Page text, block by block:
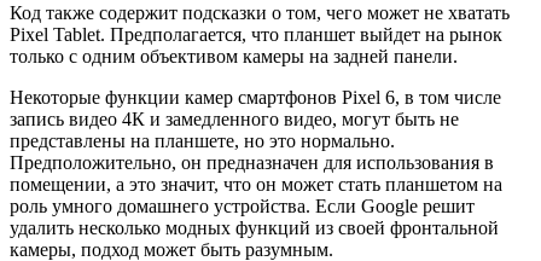
Код также содержит подсказки о том, чего может не хватать
Pixel Tablet. Предполагается, что планшет выйдет на рынок
только с одним объективом камеры на задней панели.
Некоторые функции камер смартфонов Pixel 6, в том числе
запись видео 4К и замедленного видео, могут быть не
представлены на планшете, но это нормально.
Предположительно, он предназначен для использования в
помещении, а это значит, что он может стать планшетом на
роль умного домашнего устройства. Если Google решит
удалить несколько модных функций из своей фронтальной
камеры, подход может быть разумным.